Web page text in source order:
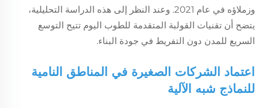
وزملاؤه في عام 2021. وعند النظر إلى هذه الدراسة التحليلية،
يتضح أن تقنيات القولبة المتقدمة للطوب اليوم تتيح التوسع
السريع للمدن دون التفريط في جودة البناء.
اعتماد الشركات الصغيرة في المناطق النامية
للنماذج شبه الآلية